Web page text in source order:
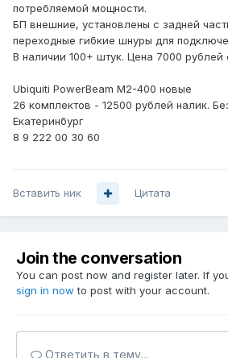
потребляемой мощности.
БП внешние, установлены с задней
переходные гибкие шнуры для
В наличии 100+ штук. Цена 7000
Ubiquiti PowerBeam M2-400 новые
26 комплектов - 12500 рублей налик.
Екатеринбург
8 9 222 00 30 60
Вставить ник Цитата
Join the conversation
You can post now and register later. If
sign in now to post with your account.
Ответить в тему...